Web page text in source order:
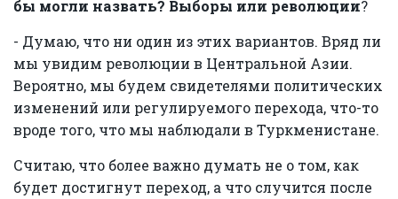
бы могли назвать? Выборы или революции?
- Думаю, что ни один из этих вариантов. Вряд ли
мы увидим революции в Центральной Азии.
Вероятно, мы будем свидетелями политических
изменений или регулируемого перехода, что-то
вроде того, что мы наблюдали в Туркменистане.
Считаю, что более важно думать не о том, как
будет достигнут переход, а что случится после